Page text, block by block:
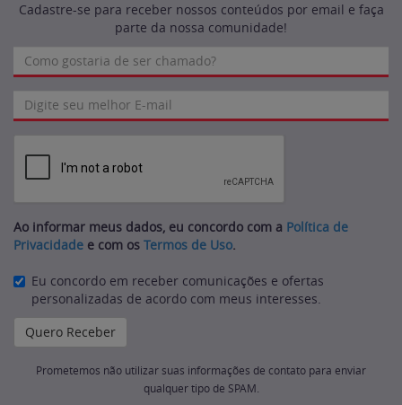
Cadastre-se para receber nossos conteúdos por email e faça
parte da nossa comunidade!
Ao informar meus dados, eu concordo com a Política de
Privacidade e com os Termos de Uso.
Eu concordo em receber comunicações e ofertas
personalizadas de acordo com meus interesses.
Prometemos não utilizar suas informações de contato para enviar
qualquer tipo de SPAM.